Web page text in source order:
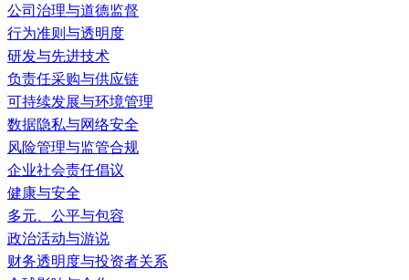
公司治理与道德监督
行为准则与透明度
研发与先进技术
负责任采购与供应链
可持续发展与环境管理
数据隐私与网络安全
风险管理与监管合规
企业社会责任倡议
健康与安全
多元、公平与包容
政治活动与游说
财务透明度与投资者关系